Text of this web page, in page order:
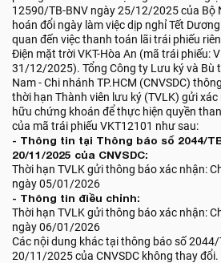
12590/TB-BNV ngày 25/12/2025 của Bộ
hoán đổi ngày làm việc dịp nghỉ Tết
quan đến việc thanh toán lãi trái phiếu
Điện mặt trời VKT-Hòa An (mã trái phiếu:
31/12/2025). Tổng Công ty Lưu ký và Bù
Nam - Chi nhánh TP.HCM (CNVSDC)
thời hạn Thành viên lưu ký (TVLK) gửi
hữu chứng khoán để thực hiện quyền
của mã trái phiếu VKT12101 như sau:
- Thông tin tại Thông báo số 2044/
20/11/2025 của CNVSDC:
Thời hạn TVLK gửi thông báo xác nhận:
ngày 05/01/2026
- Thông tin điều chỉnh:
Thời hạn TVLK gửi thông báo xác nhận:
ngày 06/01/2026
Các nội dung khác tại thông báo số 2044/
20/11/2025 của CNVSDC không thay đổi.